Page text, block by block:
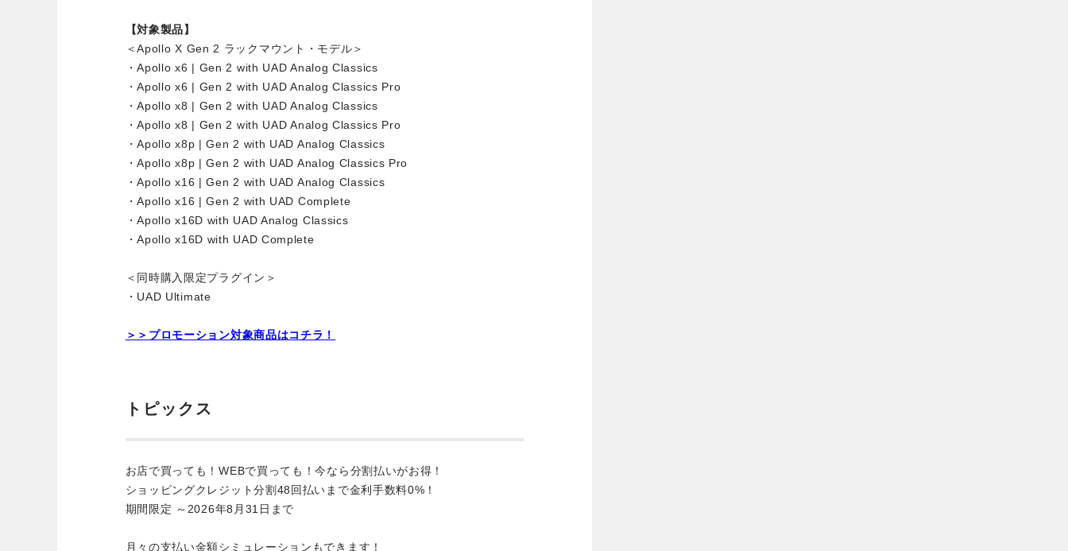
【対象製品】
＜Apollo X Gen 2 ラックマウント・モデル＞
・Apollo x6 | Gen 2 with UAD Analog Classics
・Apollo x6 | Gen 2 with UAD Analog Classics Pro
・Apollo x8 | Gen 2 with UAD Analog Classics
・Apollo x8 | Gen 2 with UAD Analog Classics Pro
・Apollo x8p | Gen 2 with UAD Analog Classics
・Apollo x8p | Gen 2 with UAD Analog Classics Pro
・Apollo x16 | Gen 2 with UAD Analog Classics
・Apollo x16 | Gen 2 with UAD Complete
・Apollo x16D with UAD Analog Classics
・Apollo x16D with UAD Complete
＜同時購入限定プラグイン＞
・UAD Ultimate
＞＞プロモーション対象商品はコチラ！
トピックス
お店で買っても！WEBで買っても！今なら分割払いがお得！
ショッピングクレジット分割48回払いまで金利手数料0%！
期間限定 ～2026年8月31日まで
月々の支払い金額シミュレーションもできます！